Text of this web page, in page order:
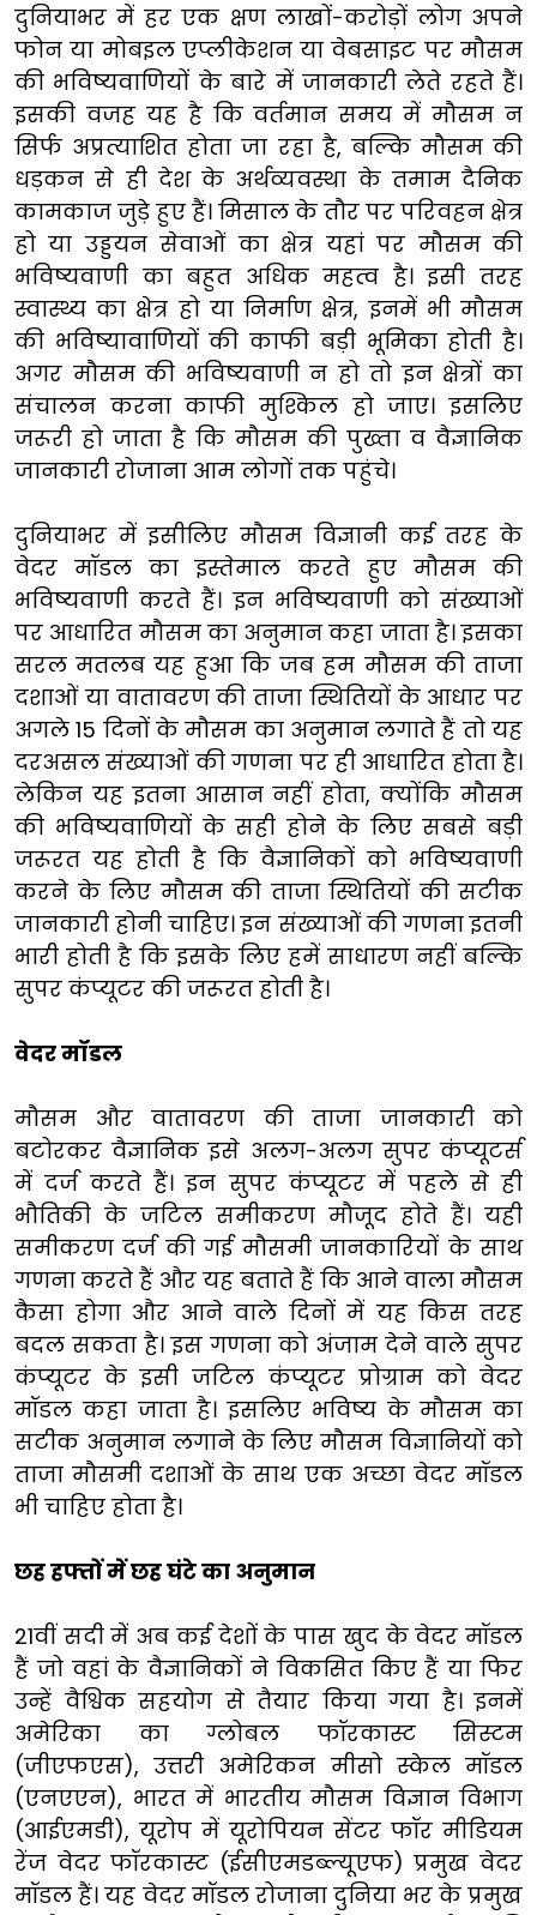
दुनियाभर में हर एक क्षण लाखों-करोड़ों लोग अपने
फोन या मोबइल एप्लीकेशन या वेबसाइट पर मौसम
की भविष्यवाणियों के बारे में जानकारी लेते रहते हैं।
इसकी वजह यह है कि वर्तमान समय में मौसम न
सिर्फ अप्रत्याशित होता जा रहा है, बल्कि मौसम की
धड़कन से ही देश के अर्थव्यवस्था के तमाम दैनिक
कामकाज जुड़े हुए हैं। मिसाल के तौर पर परिवहन क्षेत्र
हो या उड्डयन सेवाओं का क्षेत्र यहां पर मौसम की
भविष्यवाणी का बहुत अधिक महत्व है। इसी तरह
स्वास्थ्य का क्षेत्र हो या निर्माण क्षेत्र, इनमें भी मौसम
की भविष्यावाणियों की काफी बड़ी भूमिका होती है।
अगर मौसम की भविष्यवाणी न हो तो इन क्षेत्रों का
संचालन करना काफी मुश्किल हो जाए। इसलिए
जरूरी हो जाता है कि मौसम की पुख्ता व वैज्ञानिक
जानकारी रोजाना आम लोगों तक पहुंचे।
दुनियाभर में इसीलिए मौसम विज्ञानी कई तरह के
वेदर मॉडल का इस्तेमाल करते हुए मौसम की
भविष्यवाणी करते हैं। इन भविष्यवाणी को संख्याओं
पर आधारित मौसम का अनुमान कहा जाता है। इसका
सरल मतलब यह हुआ कि जब हम मौसम की ताजा
दशाओं या वातावरण की ताजा स्थितियों के आधार पर
अगले 15 दिनों के मौसम का अनुमान लगाते हैं तो यह
दरअसल संख्याओं की गणना पर ही आधारित होता है।
लेकिन यह इतना आसान नहीं होता, क्योंकि मौसम
की भविष्यवाणियों के सही होने के लिए सबसे बड़ी
जरूरत यह होती है कि वैज्ञानिकों को भविष्यवाणी
करने के लिए मौसम की ताजा स्थितियों की सटीक
जानकारी होनी चाहिए। इन संख्याओं की गणना इतनी
भारी होती है कि इसके लिए हमें साधारण नहीं बल्कि
सुपर कंप्यूटर की जरूरत होती है।
वेदर मॉडल
मौसम और वातावरण की ताजा जानकारी को
बटोरकर वैज्ञानिक इसे अलग-अलग सुपर कंप्यूटर्स
में दर्ज करते हैं। इन सुपर कंप्यूटर में पहले से ही
भौतिकी के जटिल समीकरण मौजूद होते हैं। यही
समीकरण दर्ज की गई मौसमी जानकारियों के साथ
गणना करते हैं और यह बताते हैं कि आने वाला मौसम
कैसा होगा और आने वाले दिनों में यह किस तरह
बदल सकता है। इस गणना को अंजाम देने वाले सुपर
कंप्यूटर के इसी जटिल कंप्यूटर प्रोग्राम को वेदर
मॉडल कहा जाता है। इसलिए भविष्य के मौसम का
सटीक अनुमान लगाने के लिए मौसम विज्ञानियों को
ताजा मौसमी दशाओं के साथ एक अच्छा वेदर मॉडल
भी चाहिए होता है।
छह हफ्तों में छह घंटे का अनुमान
21वीं सदी में अब कई देशों के पास खुद के वेदर मॉडल
हैं जो वहां के वैज्ञानिकों ने विकसित किए हैं या फिर
उन्हें वैश्विक सहयोग से तैयार किया गया है। इनमें
अमेरिका का ग्लोबल फॉरकास्ट सिस्टम
(जीएफएस), उत्तरी अमेरिकन मीसो स्केल मॉडल
(एनएएन), भारत में भारतीय मौसम विज्ञान विभाग
(आईएमडी), यूरोप में यूरोपियन सेंटर फॉर मीडियम
रेंज वेदर फॉरकास्ट (ईसीएमडब्ल्यूएफ) प्रमुख वेदर
मॉडल हैं। यह वेदर मॉडल रोजाना दुनिया भर के प्रमुख